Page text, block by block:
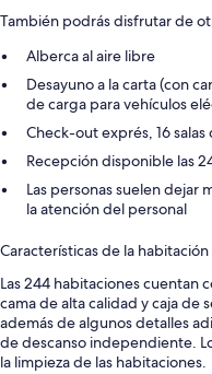
También podrás disfrutar de
Alberca al aire libre
Desayuno a la carta (con
de carga para vehículos
Check-out exprés, 16
Recepción disponible las
Las personas suelen dejar
la atención del personal
Características de la habitación
Las 244 habitaciones cuentan
cama de alta calidad y caja de
además de algunos detalles
de descanso independiente.
la limpieza de las habitaciones.